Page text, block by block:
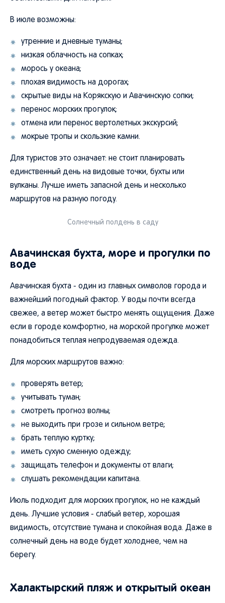
В июле возможны:
утренние и дневные туманы;
низкая облачность на сопках;
морось у океана;
плохая видимость на дорогах;
скрытые виды на Корякскую и Авачинскую сопки;
перенос морских прогулок;
отмена или перенос вертолетных экскурсий;
мокрые тропы и скользкие камни.
Для туристов это означает: не стоит планировать
единственный день на видовые точки, бухты или
вулканы. Лучше иметь запасной день и несколько
маршрутов на разную погоду.
Солнечный полдень в саду
Авачинская бухта, море и прогулки по
воде
Авачинская бухта - один из главных символов города и
важнейший погодный фактор. У воды почти всегда
свежее, а ветер может быстро менять ощущения. Даже
если в городе комфортно, на морской прогулке может
понадобиться теплая непродуваемая одежда.
Для морских маршрутов важно:
проверять ветер;
учитывать туман;
смотреть прогноз волны;
не выходить при грозе и сильном ветре;
брать теплую куртку;
иметь сухую сменную одежду;
защищать телефон и документы от влаги;
слушать рекомендации капитана.
Июль подходит для морских прогулок, но не каждый
день. Лучшие условия - слабый ветер, хорошая
видимость, отсутствие тумана и спокойная вода. Даже в
солнечный день на воде будет холоднее, чем на
берегу.
Халактырский пляж и открытый океан